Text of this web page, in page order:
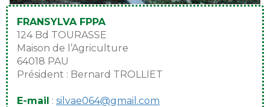
FRANSYLVA FPPA
124 Bd TOURASSE
Maison de l’Agriculture
64018 PAU
Président : Bernard TROLLIET
E-mail : silvae064@gmail.com